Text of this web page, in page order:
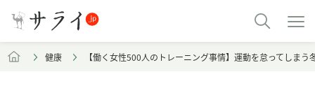
健康 【働く女性500人のトレーニング事情】運動を怠ってしま